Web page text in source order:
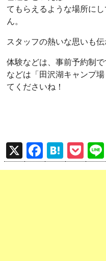
てもらえるような場所に
ん。
スタッフの熱いな思いも伝
体験などは、事前予約制
などは「田沢湖キャンプ
てくださいね！
X
F
a
H
at
P
o